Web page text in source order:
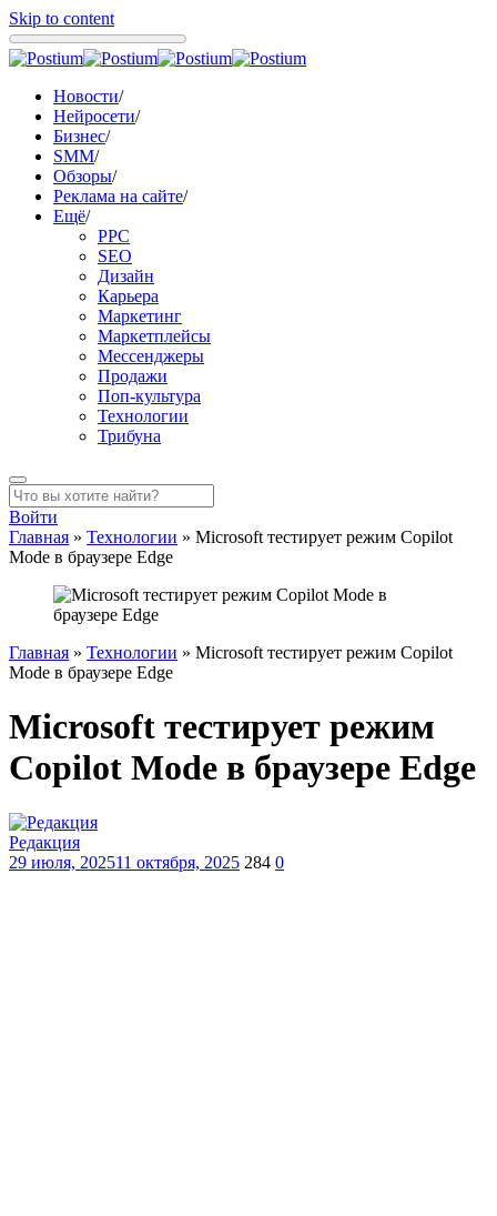
Skip to content
Новости/
Нейросети/
Бизнес/
SMM/
Обзоры/
Реклама на сайте/
Ещё/
PPC
SEO
Дизайн
Карьера
Маркетинг
Маркетплейсы
Мессенджеры
Продажи
Поп-культура
Технологии
Трибуна
Войти
Главная » Технологии » Microsoft тестирует режим Copilot
Mode в браузере Edge
Главная » Технологии » Microsoft тестирует режим Copilot
Mode в браузере Edge
Microsoft тестирует режим
Copilot Mode в браузере Edge
Редакция
29 июля, 202511 октября, 2025 284 0